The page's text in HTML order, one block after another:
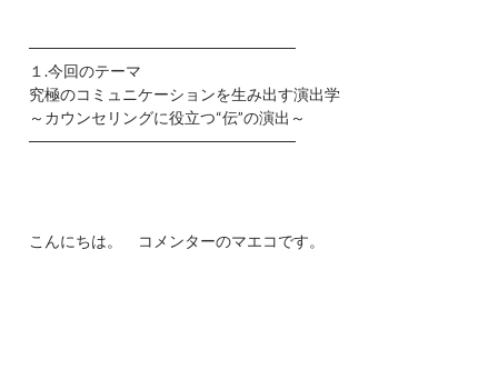
────────────────────────
１.今回のテーマ
究極のコミュニケーションを生み出す演出学
～カウンセリングに役立つ“伝”の演出～
────────────────────────
こんにちは。 コメンターのマエコです。